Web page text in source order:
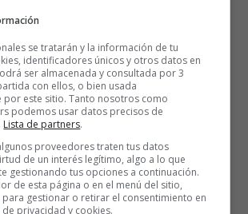
El Recién Nacido
actualización: 25 Agosto 2022
¿Cómo es un bebé recién nacido?
Características físicas
se tratarán y la información de tu
identificadores únicos y otros datos en
ser almacenada y consultada por 3
con ellos, o bien usada
por este sitio. Tanto nosotros como
podemos usar datos precisos de
Lista de partners.
proveedores traten tus datos
de un interés legítimo, algo a lo que
gestionando tus opciones a continuación.
de esta página o en el menú del sitio,
para gestionar o retirar el consentimiento en
privacidad y cookies.